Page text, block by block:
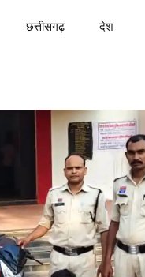
छत्तीसगढ़ देश